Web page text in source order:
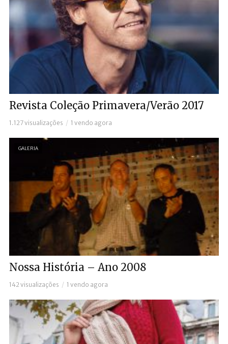
Revista Coleção Primavera/Verão 2017
1.127 visualizações 1 vendo agora
GALERIA
Nossa História – Ano 2008
142 visualizações 1 vendo agora